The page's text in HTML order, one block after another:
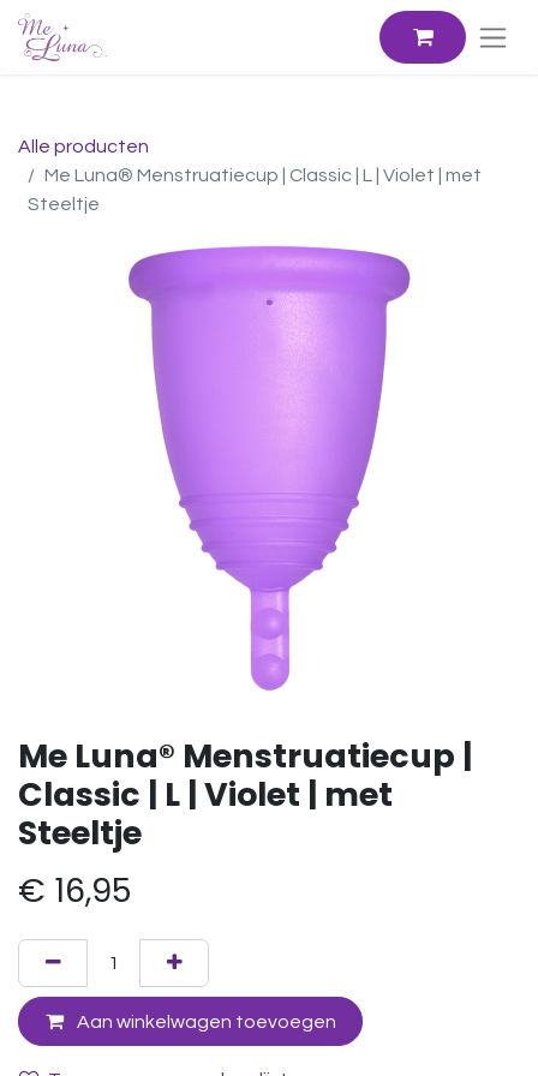
Alle producten
Me Luna® Menstruatiecup | Classic | L | Violet | met
Steeltje
Me Luna® Menstruatiecup |
Classic | L | Violet | met
Steeltje
€ 16,95
Aan winkelwagen toevoegen